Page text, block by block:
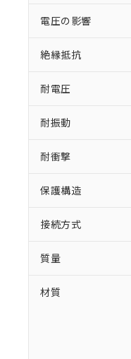
電圧の影響
絶縁抵抗
耐電圧
耐振動
耐衝撃
保護構造
接続方式
質量
材質